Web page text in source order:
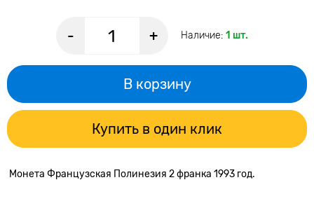
- + Наличие: 1 шт.
В корзину
Купить в один клик
Монета Французская Полинезия 2 франка 1993 год.